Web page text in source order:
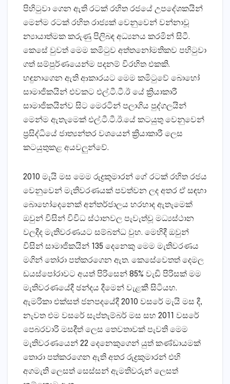
පිහිටුවා ගෙන ඇති රටක් රහිත රජයේ උපදේශකයින්
මෙන්ම රටක් රහිත රාජ්‍යක් වෙනුවෙන් වන්නාවූ
න්‍යායාත්මක කරුණු පිලිබඳ අධ්‍යනය කරමින් සිටී.
කෙසේ වුවත් මෙම කමිටුව අත්තනෝමතිකව පහිටුවා
ගත් සම්පුර්ණයෙන්ම පදනම් විරහිත එකකි.
හඳුනාගෙන ඇති ආකාරයට මෙම කමිටුවේ බොහෝ
සාමාජිකයින් එවකට එල්.ටී.ටී.ඊ යේ ක්‍රියාකාරී
සාමාජිකයින්ව සිට මෙරටින් පලාගිය පුද්ගලයින්
මෙන්ම ඇතැමෙක් එල්.ටී.ටී.ඊ.යේ කටයුතු වෙනුවෙන්
ප්‍රසිද්ධියේ ජාත්‍යන්තර වශයෙන් ක්‍රියාකාරී ලෙස
කටයුතුකළ අයවලුන්වේ.
2010 මැයි මස මෙම රුද්‍රකුමාරන් ගේ රටක් රහිත රජය
වෙනුවෙන් මැතිවරණයක් පවත්වන ලද අතර ඒ සඳහා
බොහෝදෙනෙක් අන්තර්ජාලය හරහාද ඇතැමෙක්
ඔවුන් විසින් විවිධ ස්ථානවල පැවැත්වූ මධ්‍යස්ථාන
වලදීද මැතිවරණයට සම්බන්ධ වුහ. මෙහිදී ඔවුන්
විසින් සාමාජිකයින් 135 දෙනෙකු මෙම මැතිවරණය
මගින් තෝරා පත්කරගෙන ඇත. කෙසේවෙතත් දෙමල
ඩයස්පෝරාවට අයත් පිරිසෙන් 85% වැඩි පිරිසක් මම
මැතිවරණයේදී ඡන්දය දීමෙන් වැළකී සිටියහ.
ඇමරිකා එක්සත් ජනපදයේදී 2010 වසරේ මැයි මස දී,
නැවත එම වසරේ සැප්තැම්බර් මස සහ 2011 වසරේ
පෙබරවාරි මසදීත් ලෙස තෙවතාවක් පැවති මෙම
මැතිවරණයෙන් 22 දෙනෙකුගෙන් යුත් කණ්ඩායමක්
තොරා පත්කරගෙන ඇති අතර රුද්‍රකුමාරන් එහි
අගමැති ලෙසත් සෙස්සන් ඇමතිවරුන් ලෙසත්